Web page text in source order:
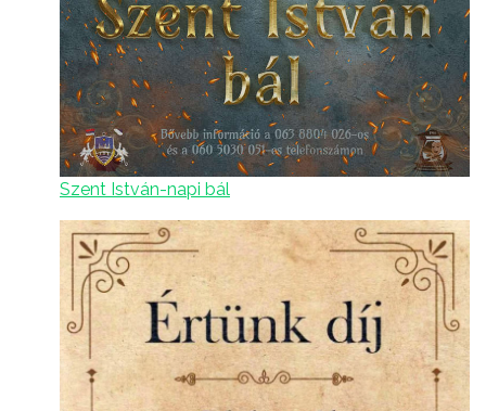
Szent István-napi bál